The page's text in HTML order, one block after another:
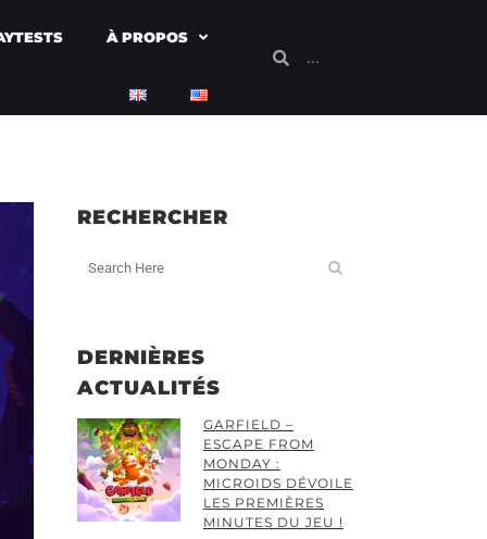
À PROPOS
RECHERCHER
DERNIÈRES
ACTUALITÉS
GARFIELD –
ESCAPE FROM
MONDAY :
MICROIDS DÉVOILE
LES PREMIÈRES
MINUTES DU JEU !